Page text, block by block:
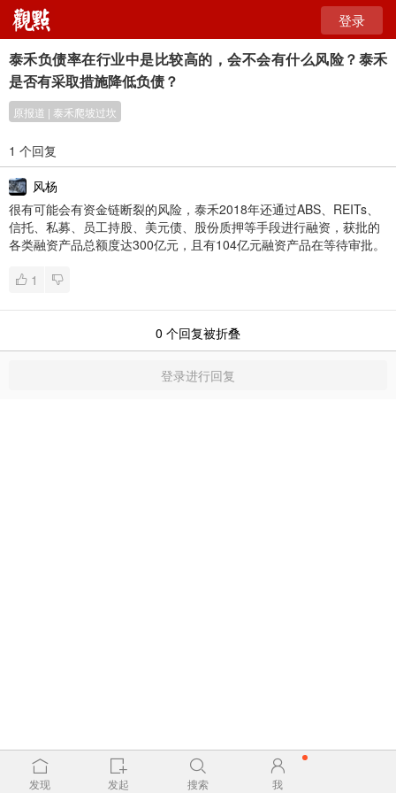
登录
泰禾负债率在行业中是比较高的，会不会有什么风险？泰禾
是否有采取措施降低负债？
原报道 | 泰禾爬坡过坎
1 个回复
风杨
很有可能会有资金链断裂的风险，泰禾2018年还通过ABS、REITs、
信托、私募、员工持股、美元债、股份质押等手段进行融资，获批的
各类融资产品总额度达300亿元，且有104亿元融资产品在等待审批。
1
0 个回复被折叠
登录进行回复
发现 发起 搜索 我